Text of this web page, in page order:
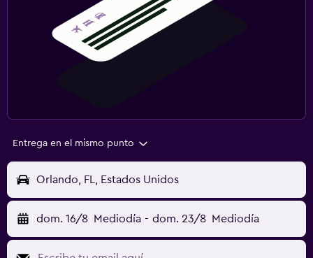
Entrega en el mismo punto
Orlando, FL, Estados Unidos
dom. 16/8 Mediodía - dom. 23/8 Mediodía